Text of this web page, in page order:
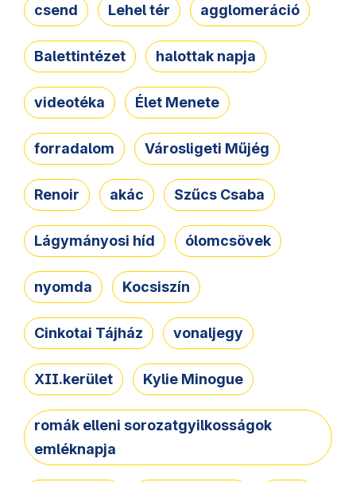
csend Lehel tér agglomeráció
Balettintézet halottak napja
videotéka Élet Menete
forradalom Városligeti Műjég
Renoir akác Szűcs Csaba
Lágymányosi híd ólomcsövek
nyomda Kocsiszín
Cinkotai Tájház vonaljegy
XII.kerület Kylie Minogue
romák elleni sorozatgyilkosságok
emléknapja